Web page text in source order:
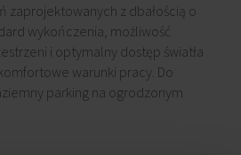
zaprojektowanych z dbałością o
wykończenia, możliwość
i optymalny dostęp światła
warunki pracy. Do
parking na ogrodzonym